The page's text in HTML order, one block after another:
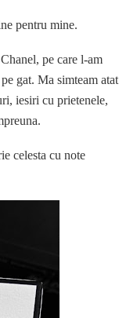
pentru mine.
pe care l-am
gat. Ma simteam atat
iesiri cu prietenele,
celesta cu note